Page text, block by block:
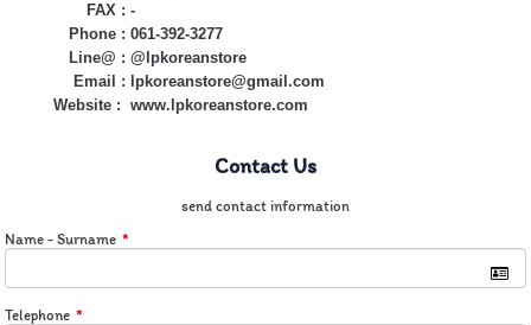
FAX : -
Phone : 061-392-3277
Line@ : @lpkoreanstore
Email : lpkoreanstore@gmail.com
Website : www.lpkoreanstore.com
Contact Us
send contact information
Name - Surname *
Telephone *